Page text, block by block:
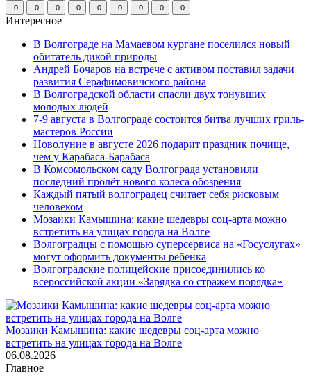
0 0 0 0 0 0 0 0 0
Интересное
В Волгограде на Мамаевом кургане поселился новый
обитатель дикой природы
Андрей Бочаров на встрече с активом поставил задачи
развития Серафимовичского района
В Волгоградской области спасли двух тонувших
молодых людей
7-9 августа в Волгограде состоится битва лучших гриль-
мастеров России
Новолуние в августе 2026 подарит праздник почище,
чем у Карабаса-Барабаса
В Комсомольском саду Волгограда установили
последний пролёт нового колеса обозрения
Каждый пятый волгоградец считает себя рисковым
человеком
Мозаики Камышина: какие шедевры соц-арта можно
встретить на улицах города на Волге
Волгоградцы с помощью суперсервиса на «Госуслугах»
могут оформить документы ребенка
Волгоградские полицейские присоединились ко
всероссийской акции «Зарядка со стражем порядка»
Мозаики Камышина: какие шедевры соц-арта можно
встретить на улицах города на Волге
06.08.2026
Главное